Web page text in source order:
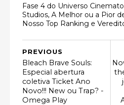
Fase 4 do Universo
Studios, A Melhor ou a Pior
Nosso Top Ranking e
PREVIOUS
Bleach Brave Souls:
Especial abertura
coletiva Ticket Ano
Novo!!! New ou Trap? -
Omega Play